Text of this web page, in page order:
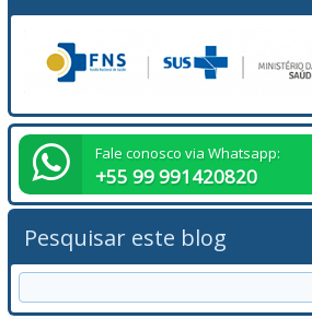
Fale conosco via Whatsapp:
+55 99 991420820
Pesquisar este blog